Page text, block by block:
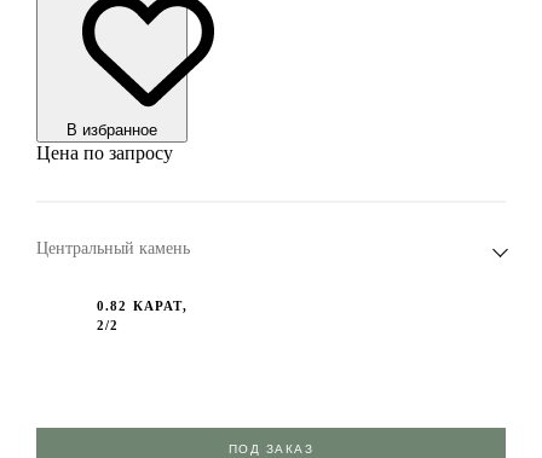
В избранноe
Цена по запросу
Центральный камень
0.82 КАРАТ,
2/2
ПОД ЗАКАЗ